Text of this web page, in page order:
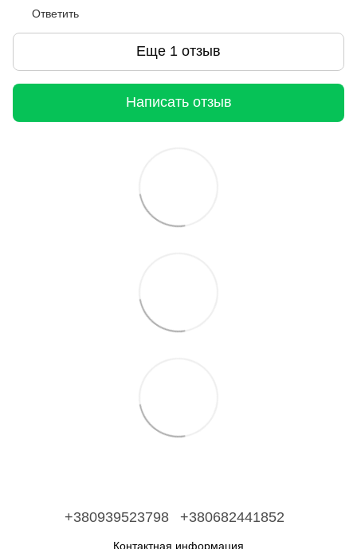
Ответить
Еще 1 отзыв
Написать отзыв
+380939523798 +380682441852
Контактная информация